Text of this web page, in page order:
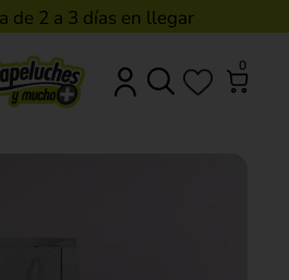
de 2 a 3 días en llegar
0